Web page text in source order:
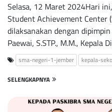
Selasa, 12 Maret 2024Hari
Student Achievement Center
dilaksanakan dengan
Paewai, S.STP., M.M., Kepala
sma-negeri-1-jember kepala-
SELENGKAPNYA